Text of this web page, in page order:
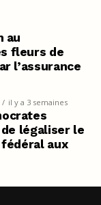
au
fleurs de
l’assurance
il y a 3 semaines
légaliser le
fédéral aux